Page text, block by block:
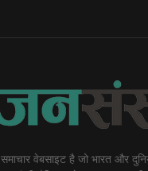
वेबसाइट है जो भारत और